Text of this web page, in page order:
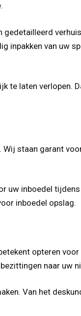
van uw
laten verlopen.
staan garant
uw inboedel
inboedel opslag.
opteren
naar uw
Van het